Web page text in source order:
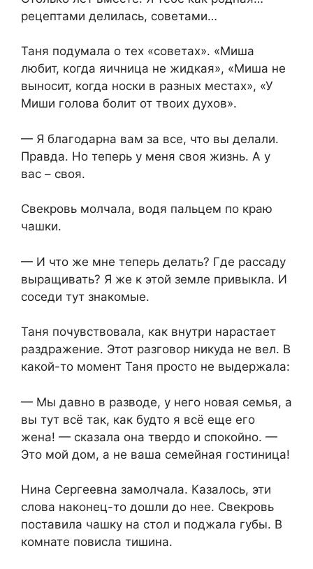
рецептами делилась, советами…
Таня подумала о тех «советах». «Миша
любит, когда яичница не жидкая», «Миша не
выносит, когда носки в разных местах», «У
Миши голова болит от твоих духов».
— Я благодарна вам за все, что вы делали.
Правда. Но теперь у меня своя жизнь. А у
вас – своя.
Свекровь молчала, водя пальцем по краю
чашки.
— И что же мне теперь делать? Где рассаду
выращивать? Я же к этой земле привыкла. И
соседи тут знакомые.
Таня почувствовала, как внутри нарастает
раздражение. Этот разговор никуда не вел. В
какой-то момент Таня просто не выдержала:
— Мы давно в разводе, у него новая семья, а
вы тут всё так, как будто я всё еще его
жена! — сказала она твердо и спокойно. —
Это мой дом, а не ваша семейная гостиница!
Нина Сергеевна замолчала. Казалось, эти
слова наконец-то дошли до нее. Свекровь
поставила чашку на стол и поджала губы. В
комнате повисла тишина.